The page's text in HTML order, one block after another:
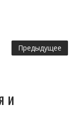
Предыдущее
и